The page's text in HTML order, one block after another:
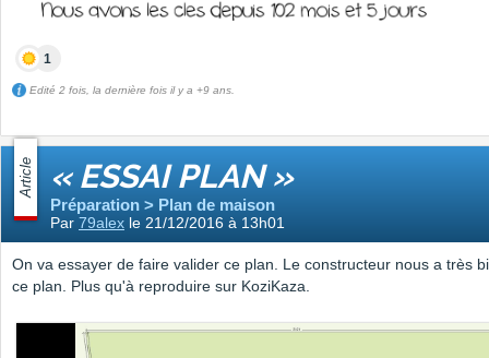
1
Edité 2 fois, la dernière fois il y a +9 ans.
Article « ESSAI PLAN »
Préparation > Plan de maison
Par 79alex le 21/12/2016 à 13h01
On va essayer de faire valider ce plan. Le constructeur nous a très
ce plan. Plus qu'à reproduire sur KoziKaza.